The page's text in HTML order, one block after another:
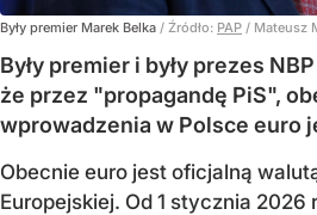
Były premier Marek Belka / Źródło: PAP / Mateusz
Były premier i były prezes
że przez "propagandę PiS",
wprowadzenia w Polsce euro
Obecnie euro jest oficjalną
Europejskiej. Od 1 stycznia 2026